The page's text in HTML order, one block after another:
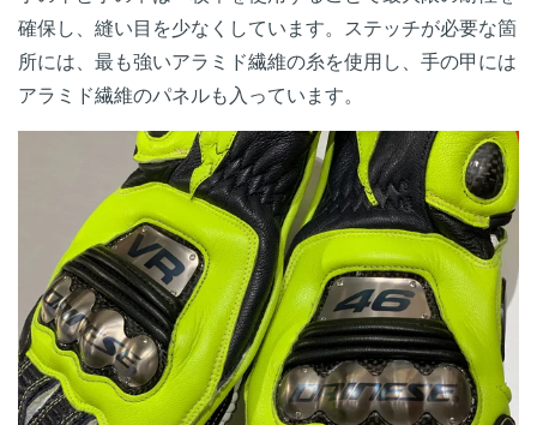
確保し、縫い目を少なくしています。ステッチが必要な箇
所には、最も強いアラミド繊維の糸を使用し、手の甲には
アラミド繊維のパネルも入っています。